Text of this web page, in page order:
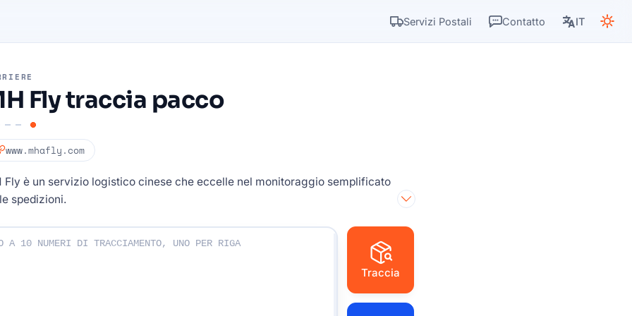
Servizi Postali Contatto IT
Fly traccia pacco
www.mhafly.com
Fly è un servizio logistico cinese che eccelle nel monitoraggio semplificato
spedizioni.
tracciamento:
Traccia